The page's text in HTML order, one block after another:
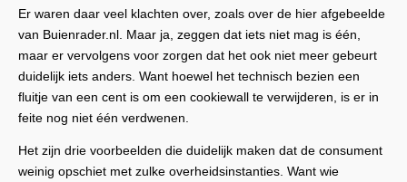
Er waren daar veel klachten over, zoals over de hier afgebeelde
van Buienrader.nl. Maar ja, zeggen dat iets niet mag is één,
maar er vervolgens voor zorgen dat het ook niet meer gebeurt
duidelijk iets anders. Want hoewel het technisch bezien een
fluitje van een cent is om een cookiewall te verwijderen, is er in
feite nog niet één verdwenen.
Het zijn drie voorbeelden die duidelijk maken dat de consument
weinig opschiet met zulke overheidsinstanties. Want wie